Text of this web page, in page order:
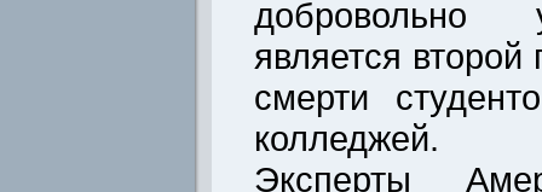
добровольно
является второй
смерти
колледжей.
Эксперты